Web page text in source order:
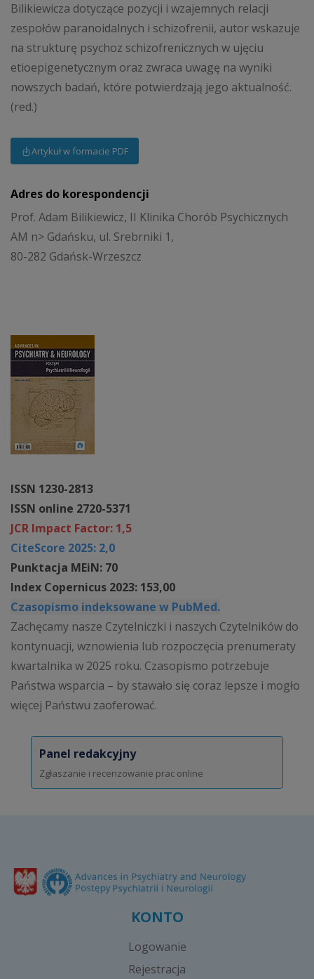
ISSN 1230-2813
ISSN online 2720-5371
JCR Impact Factor: 1,5
CiteScore 2025: 2,0
Punktacja MEiN: 70
Index Copernicus 2023: 153,00
Czasopismo indeksowane w PubMed.
Zachęcamy nasze Czytelniczki i naszych Czytelników do
kontynuacji, wznowienia lub rozpoczęcia prenumeraty
kwartalnika w 2025 roku. Czasopismo potrzebuje
Państwa wsparcia – by stawało się coraz lepsze i mogło
więcej Państwu zaoferować.
Panel redakcyjny
Zgłaszanie i recenzowanie prac online
Bilikiewicza dotyczące pozycji i wzajemnych relacji
zespołów paranoidalnych i schizofrenii, autor wskazuje
na strukturę psychoz schizofrenicznych w ujęciu
etioepigenetycznym oraz zwraca uwagę na wyniki
nowszych badań, które potwierdzają jego aktualność.
(red.)
Artykuł w formacie PDF
Adres do korespondencji
Prof. Adam Bilikiewicz, II Klinika Chorób Psychicznych
AM n> Gdańsku, ul. Srebrniki 1,
80-282 Gdańsk-Wrzeszcz
KONTO
Logowanie
Rejestracja